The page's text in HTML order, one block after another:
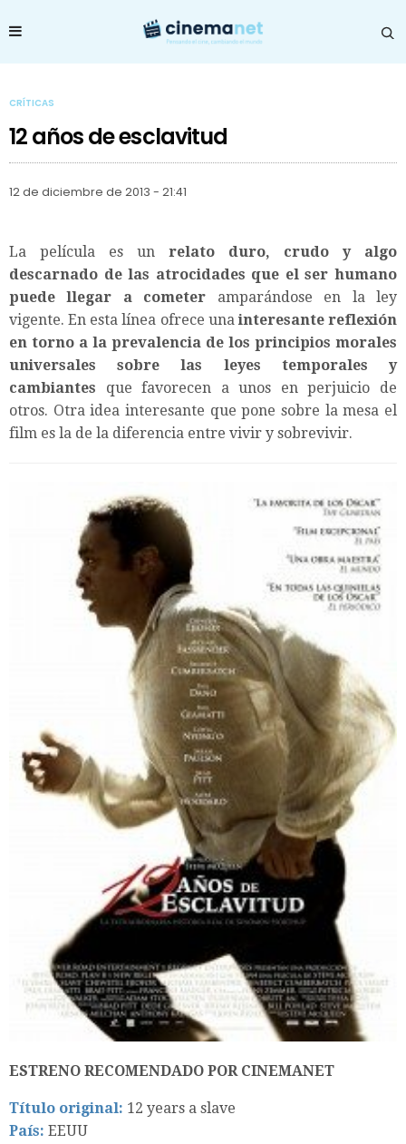
CRÍTICAS
12 años de esclavitud
12 de diciembre de 2013 - 21:41
La película es un relato duro, crudo y algo
descarnado de las atrocidades que el ser humano
puede llegar a cometer amparándose en la ley
vigente. En esta línea ofrece una interesante reflexión
en torno a la prevalencia de los principios morales
universales sobre las leyes temporales y
cambiantes que favorecen a unos en perjuicio de
otros. Otra idea interesante que pone sobre la mesa el
film es la de la diferencia entre vivir y sobrevivir.
ESTRENO RECOMENDADO POR CINEMANET
Título original: 12 years a slave
País: EEUU